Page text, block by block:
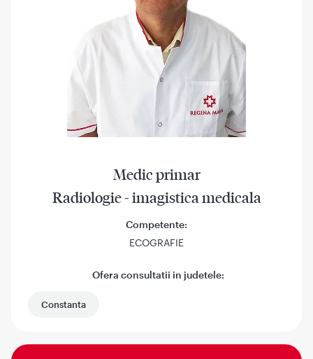
Medic primar
Radiologie - imagistica medicala
Competente:
ECOGRAFIE
Ofera consultatii in judetele:
Constanta